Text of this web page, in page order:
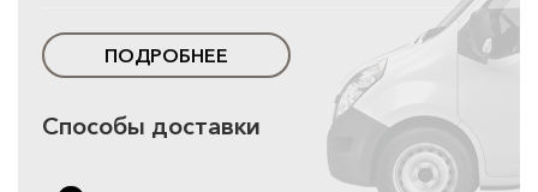
ПОДРОБНЕЕ
Способы доставки